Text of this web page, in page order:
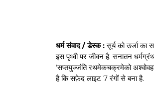
धर्म संवाद / डेस्क :सूर्य को उर्जा का
इस पृथ्वी पर जीवन है. सनातन
‘सप्तयुज्जंति रथमेकचक्रमेको
है कि सफ़ेद लाइट 7 रंगों से बना है.